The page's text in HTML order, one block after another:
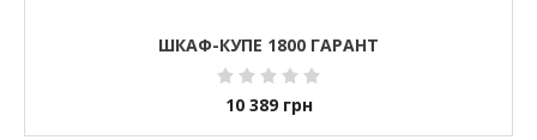
ШКАФ-КУПЕ 1800 ГАРАНТ
10 389 грн